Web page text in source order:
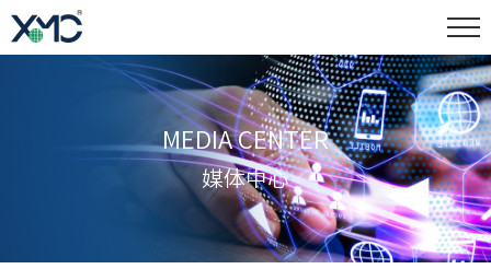
MEDIA CENTER
媒体中心